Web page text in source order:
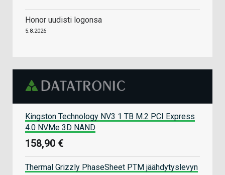
Honor uudisti logonsa
5.8.2026
Kingston Technology NV3 1 TB M.2 PCI Express
4.0 NVMe 3D NAND
158,90 €
Thermal Grizzly PhaseSheet PTM jäähdytyslevyn